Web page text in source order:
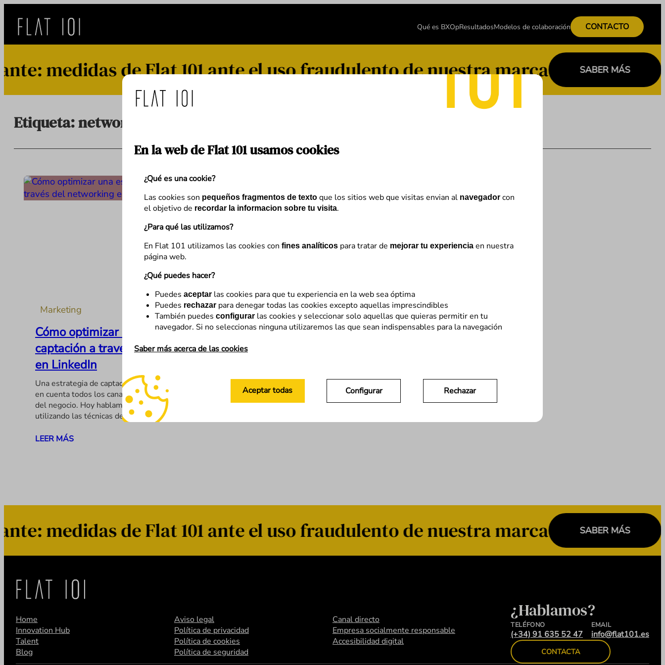
En la web de Flat 101 usamos cookies
¿Qué es una cookie?
Las cookies son pequeños fragmentos de texto que los sitios web que visitas envian al navegador con
el objetivo de recordar la informacion sobre tu visita.
¿Para qué las utilizamos?
En Flat 101 utilizamos las cookies con fines analíticos para tratar de mejorar tu experiencia en nuestra
página web.
¿Qué puedes hacer?
Puedes aceptar las cookies para que tu experiencia en la web sea óptima
Puedes rechazar para denegar todas las cookies excepto aquellas imprescindibles
También puedes configurar las cookies y seleccionar solo aquellas que quieras permitir en tu
navegador. Si no seleccionas ninguna utilizaremos las que sean indispensables para la navegación
Saber más acerca de las cookies
Configurar Rechazar
Aceptar todas
contenido
Qué es BXOpResultadosModelos de colaboración CONTACTO
medidas de Flat 101 ante el uso fraudulento de nuestra marca SABER MÁS
Etiqueta:networking
Marketing
Cómo optimizar una estrategia de
captación a través del networking
en LinkedIn
Una estrategia de captación de leads sólida tiene
en cuenta todos los canales, orgánicos y de pago,
del negocio. Hoy hablamos de cómo optimizarla
utilizando las técnicas de networking en LinkedIn;…
LEER MÁS
medidas de Flat 101 ante el uso fraudulento de nuestra marca SABER MÁS
Home
Innovation Hub
Talent
Blog
Aviso legal
Política de privacidad
Política de cookies
Política de seguridad
Canal directo
Empresa socialmente responsable
Accesibilidad digital
¿Hablamos?
TELÉFONO
(+34) 91 635 52 47
EMAIL
info@flat101.es
CONTACTA